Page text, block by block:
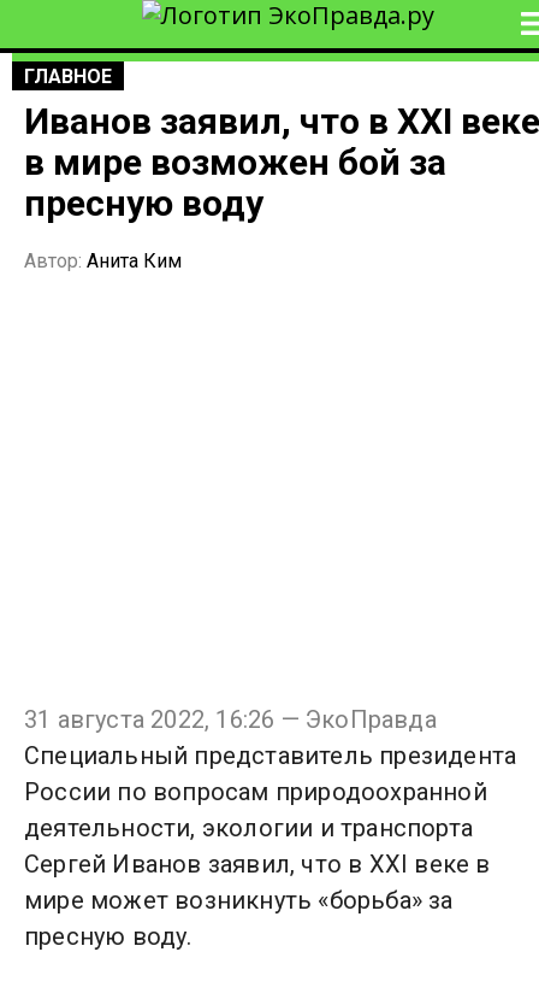
ГЛАВНОЕ
Иванов заявил, что в XXI веке
в мире возможен бой за
пресную воду
Автор: Анита Ким
31 августа 2022, 16:26 — ЭкоПравда
Специальный представитель президента
России по вопросам природоохранной
деятельности, экологии и транспорта
Сергей Иванов заявил, что в XXI веке в
мире может возникнуть «борьба» за
пресную воду.